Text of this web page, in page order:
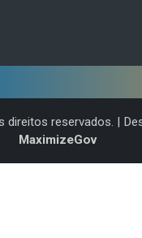
direitos reservados. |
MaximizeGov